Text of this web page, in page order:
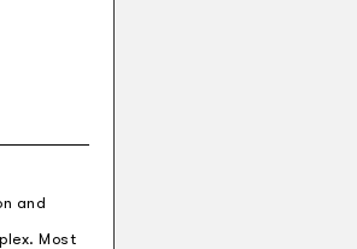
and
Most